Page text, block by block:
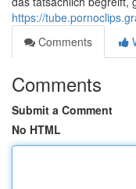
https://
Comments
Comments
Submit a Comment
No HTML